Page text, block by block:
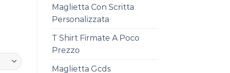
Maglietta Con Scritta
Personalizzata
T Shirt Firmate A Poco
Prezzo
Maglietta Gcds